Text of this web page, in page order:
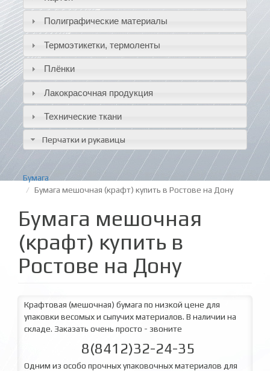
Полиграфические материалы
Термоэтикетки, термоленты
Плёнки
Лакокрасочная продукция
Технические ткани
Перчатки и рукавицы
Бумага
Бумага мешочная (крафт) купить в Ростове на Дону
Бумага мешочная
(крафт) купить в
Ростове на Дону
Крафтовая (мешочная) бумага по низкой цене для
упаковки весомых и сыпучих материалов. В наличии на
складе. Заказать очень просто - звоните
8(8412)32-24-35
Одним из особо прочных упаковочных материалов для